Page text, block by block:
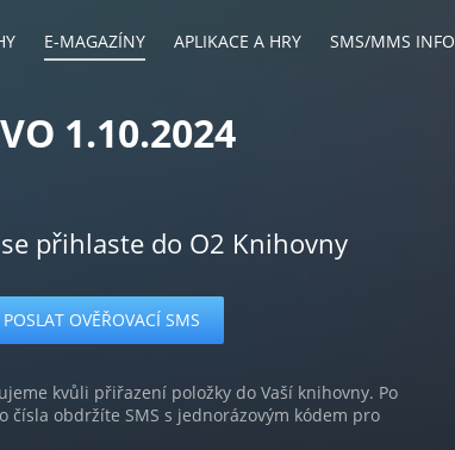
E-MAGAZÍNY APLIKACE A HRY SMS/MMS INFO
1.10.2024
přihlaste do O2 Knihovny
kvůli přiřazení položky do Vaší knihovny. Po
čísla obdržíte SMS s jednorázovým kódem pro